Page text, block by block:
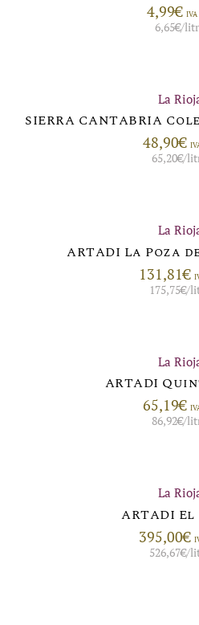
4,99€
6,65€/
La
SIERRA CANTABRIA
48,90€
65,20€/
La
ARTADI La Poza
131,81€
175,75€/
La
ARTADI
65,19€
86,92€/
La
ARTADI El
395,00€
526,67€/